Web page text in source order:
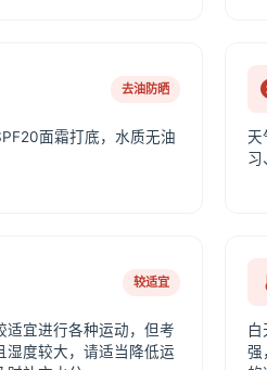
去油防晒
面霜打底，水质无油
天
习
较适宜
适宜进行各种运动，但考
湿度较大，请适当降低运
强